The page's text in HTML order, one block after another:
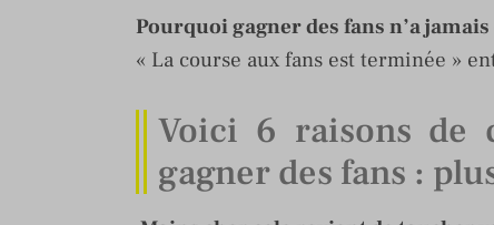
Pourquoi gagner des fans n’a
« La course aux fans est terminée »
Voici 6 raisons de
gagner des fans :